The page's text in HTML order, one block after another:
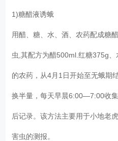
1)糖醋液诱蛾
用醋、糖、水、酒、农药配成糖
虫,其配方为醋500ml.红糖375g
的农药，从4月1日开始至无蛾期
换半量，每天早晨6:00—7:00收
后记录。该方法主要用于小地老
害虫的测报。